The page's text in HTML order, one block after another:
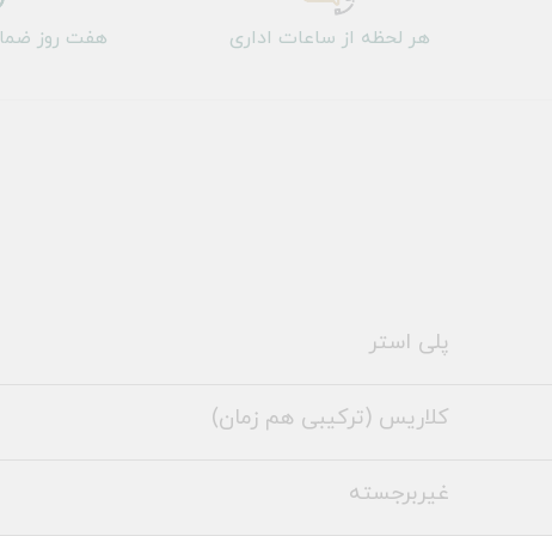
هر لحظه از ساعات اداری هفت روز
پلی استر
کلاریس (ترکیبی هم زمان)
غیربرجسته